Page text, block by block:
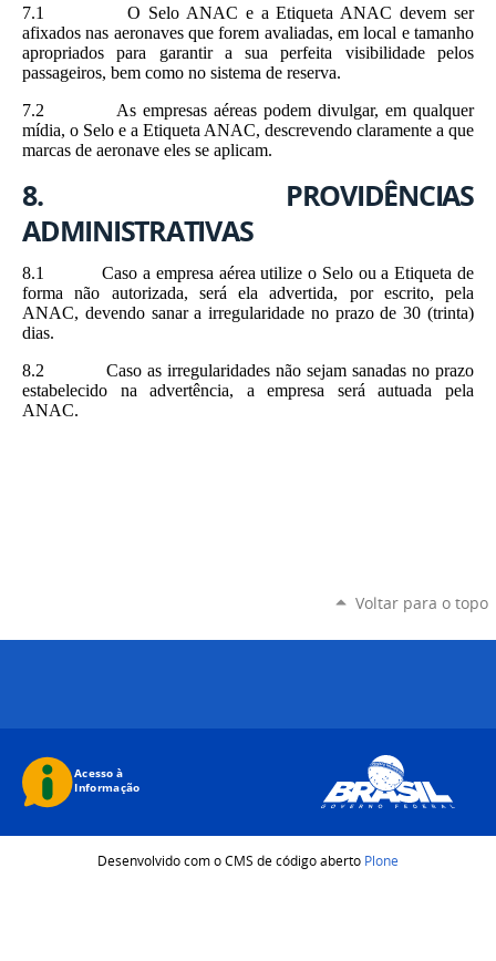
7.1 O Selo ANAC e a Etiqueta ANAC devem ser
afixados nas aeronaves que forem avaliadas, em local e tamanho
apropriados para garantir a sua perfeita visibilidade pelos
passageiros, bem como no sistema de reserva.
7.2 As empresas aéreas podem divulgar, em qualquer
mídia, o Selo e a Etiqueta ANAC, descrevendo claramente a que
marcas de aeronave eles se aplicam.
8. PROVIDÊNCIAS
ADMINISTRATIVAS
8.1 Caso a empresa aérea utilize o Selo ou a Etiqueta de
forma não autorizada, será ela advertida, por escrito, pela
ANAC, devendo sanar a irregularidade no prazo de 30 (trinta)
dias.
8.2 Caso as irregularidades não sejam sanadas no prazo
estabelecido na advertência, a empresa será autuada pela
ANAC.
Voltar para o topo
Desenvolvido com o CMS de código aberto Plone